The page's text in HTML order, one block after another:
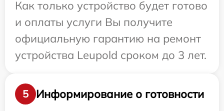
Как только устройство будет готово
и оплаты услуги Вы получите
официальную гарантию на ремонт
устройства Leupold сроком до 3 лет.
5
Информирование о готовности